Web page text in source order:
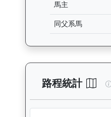
馬主
同父系馬
路程統計